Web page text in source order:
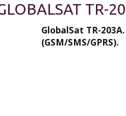
TR-
GlobalSat TR-
(GSM/SMS/GPRS).